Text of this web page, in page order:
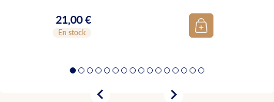

Prix
21,00 €
En stock
